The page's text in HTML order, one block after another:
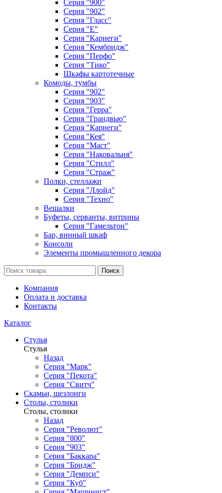
Серия "900"
Серия "902"
Серия "Гласс"
Серия "Е"
Серия "Карнеги"
Серия "Кембридж"
Серия "Перфо"
Серия "Тико"
Шкафы картотечные
Комоды, тумбы
Серия "902"
Серия "903"
Серия "Герра"
Серия "Грандвью"
Серия "Карнеги"
Серия "Кея"
Серия "Маст"
Серия "Наковальня"
Серия "Стилл"
Серия "Страж"
Полки, стеллажи
Серия "Ллойд"
Серия "Техно"
Вешалки
Буфеты, серванты, витрины
Серия "Гамельтон"
Бар, винный шкаф
Консоли
Элементы промышленного декора
Поиск
Компания
Оплата и доставка
Контакты
Каталог
Стулья
Стулья
Назад
Серия "Марк"
Серия "Пекота"
Серия "Свитч"
Скамьи, шезлонги
Столы, столики
Столы, столики
Назад
Серия "Револют"
Серия "800"
Серия "903"
Серия "Баккара"
Серия "Бридж"
Серия "Демпси"
Серия "Куб"